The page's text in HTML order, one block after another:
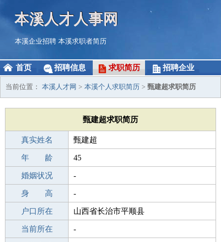
本溪人才人事网
本溪企业招聘 本溪求职者简历
首页 招聘信息 求职简历 招聘企业
当前位置： 本溪人才网 > 本溪个人求职简历 > 甄建超求职简历
甄建超求职简历
真实姓名 甄建超
性 别 男
年 龄 45
出生年月 1981-12-18
婚姻状况 -
学 历 成人教育
身 高 -
毕业学校 莆田市湄洲湾北岸职业技术教育中心
户口所在 山西省长治市平顺县
所学专业 -
当前所在 -